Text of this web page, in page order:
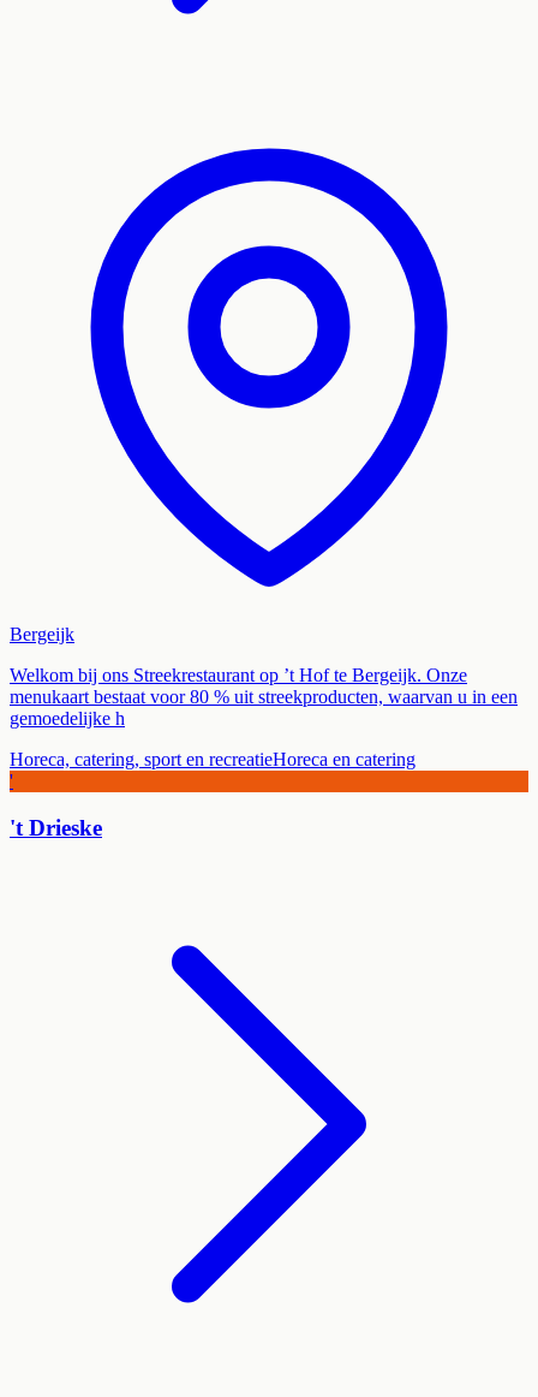
Bergeijk
Welkom bij ons Streekrestaurant op ’t Hof te Bergeijk. Onze
menukaart bestaat voor 80 % uit streekproducten, waarvan u in een
gemoedelijke h
Horeca, catering, sport en recreatieHoreca en catering
'
't Drieske